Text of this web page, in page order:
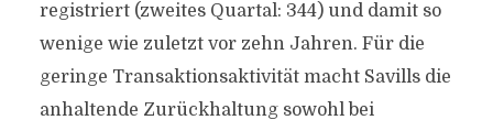
registriert (zweites Quartal: 344) und damit so
wenige wie zuletzt vor zehn Jahren. Für die
geringe Transaktionsaktivität macht Savills die
anhaltende Zurückhaltung sowohl bei